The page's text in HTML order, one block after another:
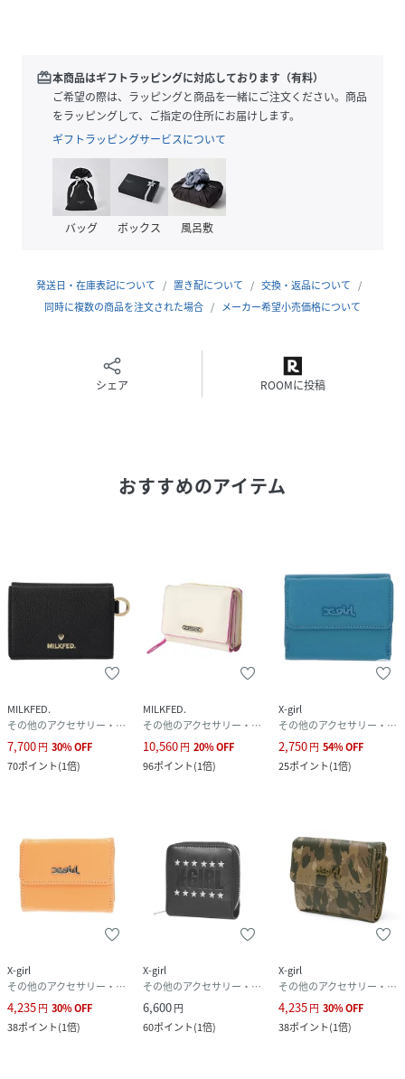
●仕様
・メイン開閉部：ファスナー
・カードポケット×4
・キーホルダー×1（取り外し可能）
・オープンポケット×1
・Dカン付き
【取り扱い注意事項】
・画像の商品は光の照射や角度により、実物と色味が異なる
場合がございます。
様、加工、サイズ、素材等が若干異なる場合がございます。
(店舗でお問い合わせの際には、上記品番をお伝え下さい。)
サイズ/縦/横/奥行き
ONE SIZE/9.2/12/2
性別タイプ レディース
原産国 中国製
品番
MQ5661_103244054010
103244054010-10-009 MQ5661)
redeem本商品はギフトラッピングに対応しております（有料）
ご希望の際は、ラッピングと商品を一緒にご注文ください。商品
をラッピングして、ご指定の住所にお届けします。
ギフトラッピングサービスについて
バッグ ボックス 風呂敷
発送日・在庫表記について 置き配について
交換・返品について
同時に複数の商品を注文された場合
メーカー希望小売価格について
シェア ROOMに投稿
おすすめのアイテム
MILKFED.
その他のアクセサリー・腕時計
7,700円 30%OFF
70ポイント(1倍)
MILKFED.
その他のアクセサリー・腕時計
10,560円 20%OFF
96ポイント(1倍)
X-girl
その他のアクセサリー・腕時計
2,750円 54%OFF
25ポイント(1倍)
X-girl
その他のアクセサリー・腕時計
4,235円 30%OFF
38ポイント(1倍)
X-girl
その他のアクセサリー・腕時計
6,600円
60ポイント(1倍)
X-girl
その他のアクセサリー・腕時計
4,235円 30%OFF
38ポイント(1倍)